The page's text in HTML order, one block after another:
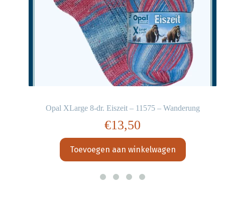
Opal XLarge 8-dr. Eiszeit – 11575 – Wanderung
€13,50
Toevoegen aan winkelwagen